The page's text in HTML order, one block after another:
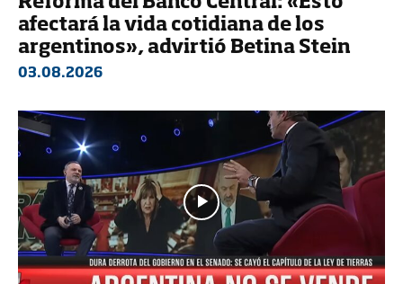
afectará la vida cotidiana de los
argentinos», advirtió Betina Stein
03.08.2026